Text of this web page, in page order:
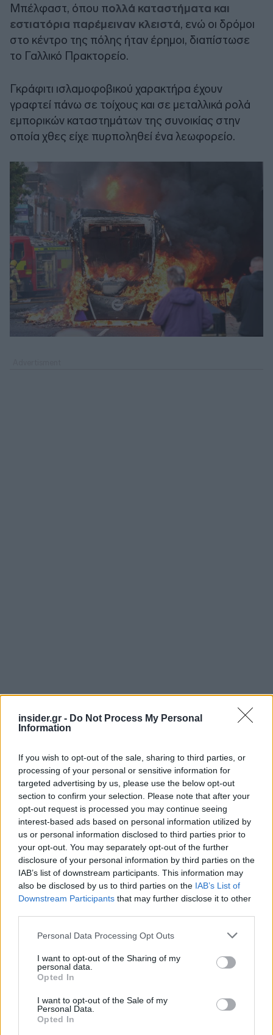
insider.gr - Do Not Process My Personal
Information
If you wish to opt-out of the sale, sharing to third parties, or
processing of your personal or sensitive information for
targeted advertising by us, please use the below opt-out
section to confirm your selection. Please note that after your
opt-out request is processed you may continue seeing
interest-based ads based on personal information utilized by
us or personal information disclosed to third parties prior to
your opt-out. You may separately opt-out of the further
disclosure of your personal information by third parties on the
IAB’s list of downstream participants. This information may
also be disclosed by us to third parties on the IAB’s List of
Downstream Participants that may further disclose it to other
Please note that this website/app uses one or more Google
not limited to your visit or usage behaviour. You may click to
grant or deny consent to Google and its third-party tags to
use your data for below specified purposes in below Google
consent section.
Personal Data Processing Opt Outs
I want to opt-out of the Sharing of my
personal data.
Opted In
I want to opt-out of the Sale of my
Personal Data.
Opted In
Μπέλφαστ, όπου πολλά καταστήματα και
εστιατόρια παρέμειναν κλειστά, ενώ οι δρόμοι
στο κέντρο της πόλης ήταν έρημοι, διαπίστωσε
το Γαλλικό Πρακτορείο.
Γκράφιτι ισλαμοφοβικού χαρακτήρα έχουν
γραφτεί πάνω σε τοίχους και σε μεταλλικά ρολά
εμπορικών καταστημάτων της συνοικίας στην
οποία χθες είχε πυρποληθεί ένα λεωφορείο.
δήλωσαν σοκαρισμένοι. «Ζω εδώ καιρό τώρα και...
είναι απλώς θλιβερό», είπε μια 28χρονη κάτοικος
ζητώντας να μην κατονομασθεί.
Μια άλλη, η οποία δεν θέλησε ούτε αυτή να δώσει
το όνομά της, είπε πως καταλαβαίνει το «θυμό»
των διαδηλωτών, όμως εξέφρασε τη λύπη της για
το γεγονός ότι όλοι «οι ξένοι» θα μπαίνουν πλέον
στο ίδιο τσουβάλι.
στα μέσα κοινωνικής δικτύωσης ένα βίντεο της
επίθεσης με μαχαίρι που σημειώθηκε τη Δευτέρα,
το οποίο έδειχνε τον δράστη να κάθεται πάνω σ'
αιμορραγεί, και να τον χτυπάει.